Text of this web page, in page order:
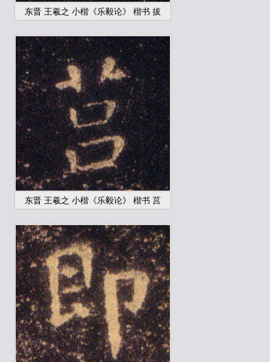
东晋 王羲之 小楷《乐毅论》 楷书 拔
东晋 王羲之 小楷《乐毅论》 楷书 莒